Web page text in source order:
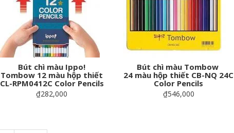
Bút chì màu Ippo!
Tombow 12 màu hộp thiết
CL-RPM0412C Color Pencils
₫282,000
Bút chì màu Tombow
24 màu hộp thiết CB-NQ 24C
Color Pencils
₫546,000